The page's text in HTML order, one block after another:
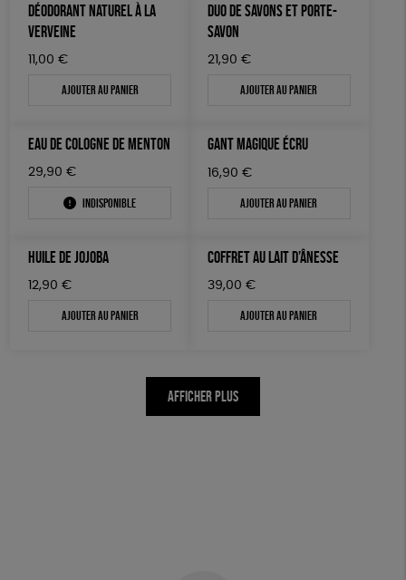
DÉODORANT NATUREL À LA
VERVEINE
11,00 €
Ajouter au panier
DUO DE SAVONS ET PORTE-
SAVON
21,90 €
Ajouter au panier
EAU DE COLOGNE DE MENTON
29,90 €
Indisponible
GANT MAGIQUE ÉCRU
16,90 €
Ajouter au panier
HUILE DE JOJOBA
12,90 €
Ajouter au panier
COFFRET AU LAIT D’ÂNESSE
39,00 €
Ajouter au panier
AFFICHER PLUS